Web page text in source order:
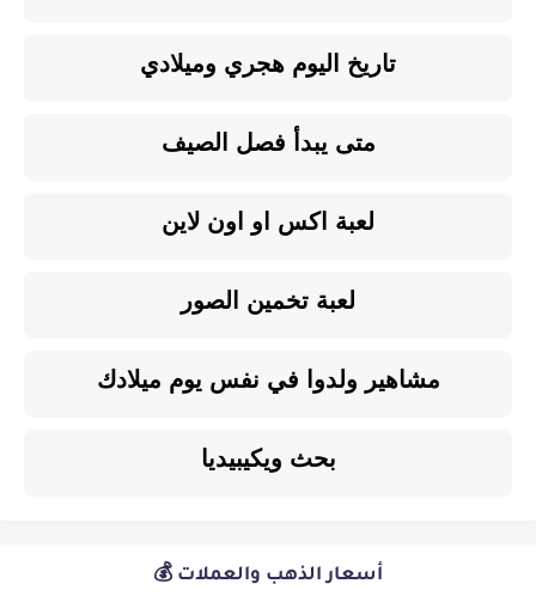
تاريخ اليوم هجري وميلادي
متى يبدأ فصل الصيف
لعبة اكس او اون لاين
لعبة تخمين الصور
مشاهير ولدوا في نفس يوم ميلادك
بحث ويكيبيديا
أسعار الذهب والعملات 💰